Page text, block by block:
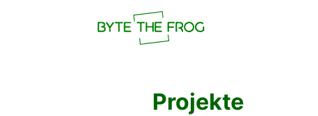
Projekte